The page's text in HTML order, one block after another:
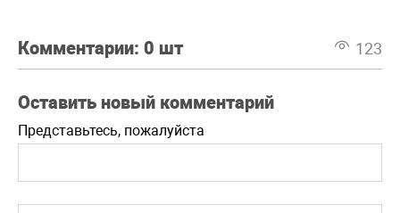
Комментарии: 0 шт 123
Оставить новый комментарий
Представьтесь, пожалуйста